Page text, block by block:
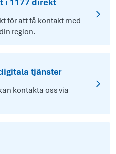
i 1177 direkt
för att få kontakt med
region.
tjänster
kontakta oss via